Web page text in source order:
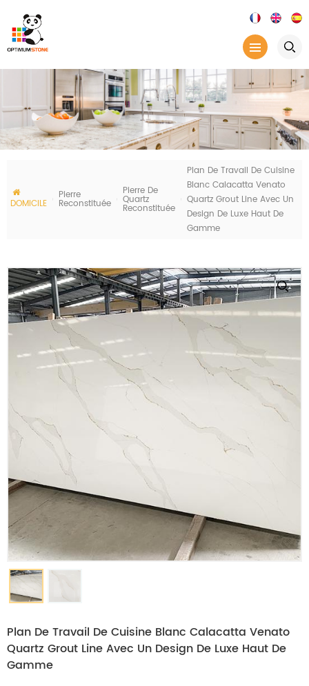
DOMICILE
Pierre
Reconstituée
Pierre De
Quartz
Reconstituée
Plan De Travail De Cuisine
Blanc Calacatta Venato
Quartz Grout Line Avec Un
Design De Luxe Haut De
Gamme
Plan De Travail De Cuisine Blanc Calacatta Venato
Quartz Grout Line Avec Un Design De Luxe Haut De
Gamme